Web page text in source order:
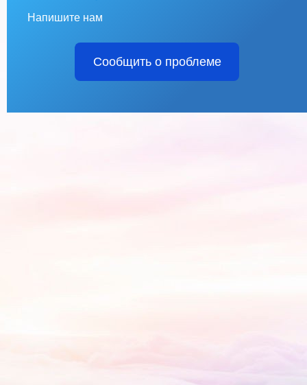
Напишите нам
Сообщить о проблеме